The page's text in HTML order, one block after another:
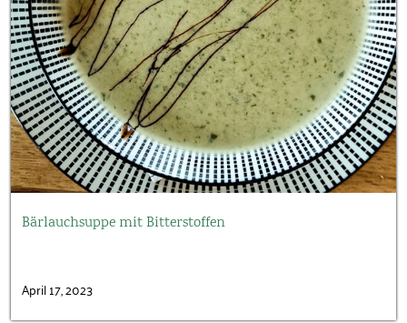
Bärlauchsuppe mit Bitterstoffen
April 17, 2023